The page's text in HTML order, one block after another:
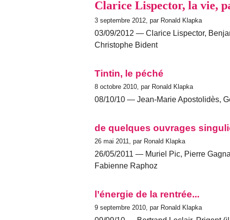
Clarice Lispector, la vie,
3 septembre 2012, par Ronald Klapka
03/09/2012 — Clarice Lispector,
Christophe Bident
Tintin, le péché
8 octobre 2010, par Ronald Klapka
08/10/10 — Jean-Marie Apostolidès,
de quelques ouvrages
26 mai 2011, par Ronald Klapka
26/05/2011 — Muriel Pic, Pierre
Fabienne Raphoz
l’énergie de la rentrée...
9 septembre 2010, par Ronald Klapka